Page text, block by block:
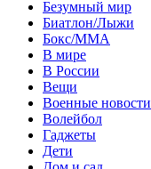
Безумный мир
Биатлон/Лыжи
Бокс/MMA
В мире
В России
Вещи
Военные новости
Волейбол
Гаджеты
Дети